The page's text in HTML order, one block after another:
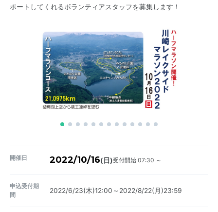
ポートしてくれるボランティアスタッフを募集します！
開催日 2022/10/16(日)受付開始 07:30 ～
申込受付期
間
2022/6/23(木)12:00～2022/8/22(月)23:59